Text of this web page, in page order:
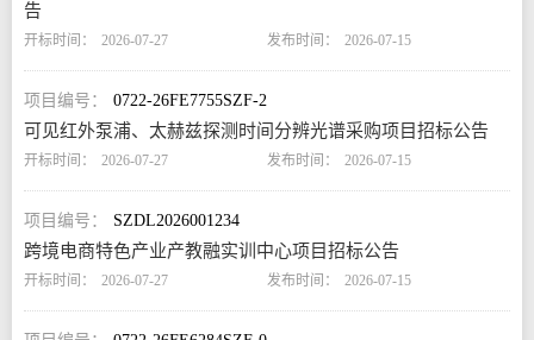
告
2026-07-27 2026-07-15
0722-26FE7755SZF-2
可见红外泵浦、太赫兹探测时间分辨光谱采购项目招标公告
2026-07-27 2026-07-15
SZDL2026001234
跨境电商特色产业产教融实训中心项目招标公告
2026-07-27 2026-07-15